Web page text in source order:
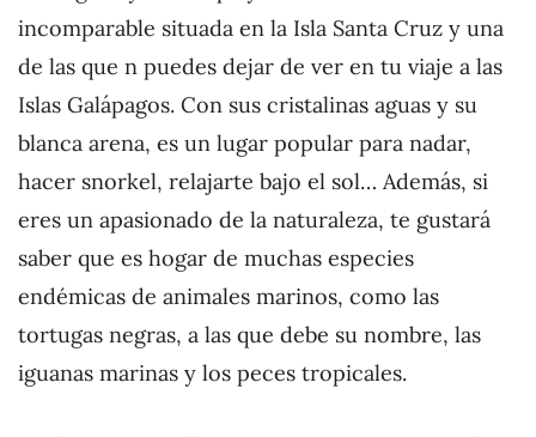
incomparable situada en la Isla Santa Cruz y una
de las que n puedes dejar de ver en tu viaje a las
Islas Galápagos. Con sus cristalinas aguas y su
blanca arena, es un lugar popular para nadar,
hacer snorkel, relajarte bajo el sol… Además, si
eres un apasionado de la naturaleza, te gustará
saber que es hogar de muchas especies
endémicas de animales marinos, como las
tortugas negras, a las que debe su nombre, las
iguanas marinas y los peces tropicales.